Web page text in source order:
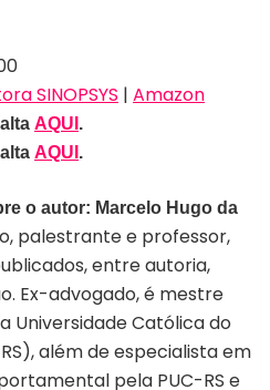
SINOPSYS | Amazon
AQUI .
AQUI .
o autor: Marcelo Hugo da
palestrante e professor,
entre autoria,
Ex-advogado,é mestre
Universidade Católica do
além de especialista em
pela PUC-RS e